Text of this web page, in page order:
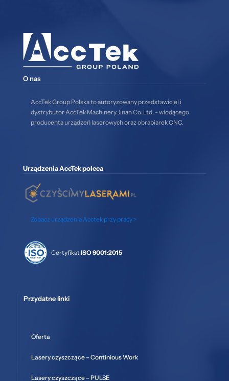
O nas
AccTek Group Polska to autoryzowany przedstawiciel i
dystrybutor AccTek Machinery Jinan Co. Ltd. - wiodącego
producenta urządzeń laserowych oraz obrabiarek CNC.
Urządzenia AccTek poleca
Zobacz urządzenia Acctek przy pracy >
CertyfikatISO 9001:2015
Przydatne linki
Oferta
Lasery czyszczące – Continious Work
Lasery czyszczące – PULSE